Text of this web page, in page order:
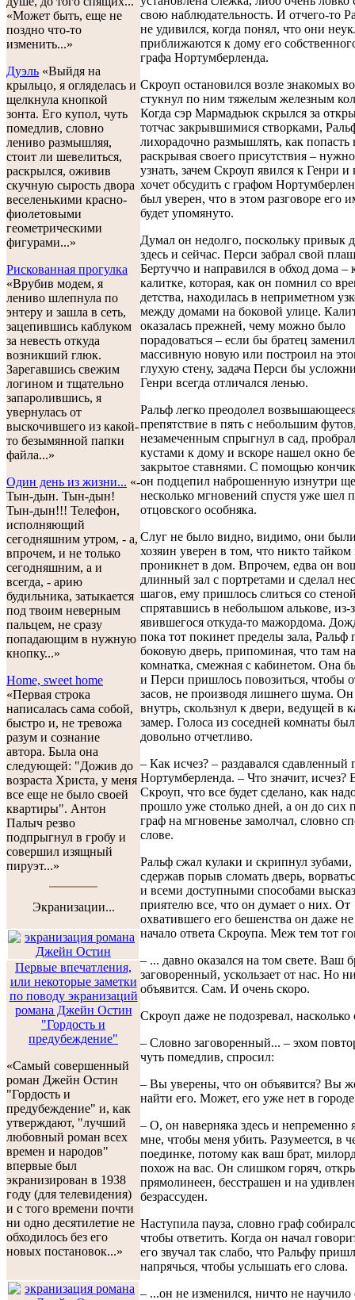
«Может быть, еще не
поздно что-то
изменить...»
Дуэль «Выйдя на
крыльцо, я огляделась и
щелкнула кнопкой
зонта. Его купол, чуть
помедлив, словно
лениво размышляя,
стоит ли шевелиться,
раскрылся, оживив
скучную сырость двора
веселенькими красно-
фиолетовыми
геометрическими
фигурами...»
Рискованная прогулка
«Врубив модем, я
лениво шлепнула по
энтеру и зашла в сеть,
зацепившись каблуком
за невесть откуда
возникший глюк.
Зарегавшись свежим
логином и тщательно
запаролившись, я
увернулась от
выскочившего из какой-
то безымянной папки
файла...»
Один день из жизни... «-
Тын-дын. Тын-дын!
Тын-дын!!! Телефон,
исполняющий
сегодняшним утром, - а,
впрочем, и не только
сегодняшним, а и
всегда, - арию
будильника, затыкается
под твоим неверным
пальцем, не сразу
попадающим в нужную
кнопку...»
Home, sweet home
«Первая строка
написалась сама собой,
быстро и, не тревожа
разум и сознание
автора. Была она
следующей: "Дожив до
возраста Христа, у меня
все еще не было своей
квартиры". Антон
Палыч резво
подпрыгнул в гробу и
совершил изящный
пируэт...»
Экранизации...
Первые впечатления,
или некоторые заметки
по поводу экранизаций
романа Джейн Остин
"Гордость и
предубеждение"
«Самый совершенный
роман Джейн Остин
"Гордость и
предубеждение" и, как
утверждают, "лучший
любовный роман всех
времен и народов"
впервые был
экранизирован в 1938
году (для телевидения)
и с того времени почти
ни одно десятилетие не
обходилось без его
новых постановок...»
свою наблюдательность. И отчего-то
не удивился, когда понял, что они
приближаются к дому его
графа Нортумберленда.
Скроуп остановился возле знакомых
стукнул по ним тяжелым железным
Когда сэр Мармадьюк скрылся за
тотчас закрывшимися створками,
лихорадочно размышлять, как попасть
раскрывая своего присутствия –
узнать, зачем Скроуп явился к Генри и
хочет обсудить с графом
был уверен, что в этом разговоре его
будет упомянуто.
Думал он недолго, поскольку привык
здесь и сейчас. Перси забрал свой
Бертуччо и направился в обход дома –
калитке, которая, как он помнил со
детства, находилась в неприметном
между домами на боковой улице.
оказалась прежней, чему можно было
порадоваться – если бы братец
массивную новую или построил на
глухую стену, задача Перси бы
Генри всегда отличался ленью.
Ральф легко преодолел
препятствие в пять с небольшим
незамеченным спрыгнул в сад,
кустами к дому и вскоре нашел окно
закрытое ставнями. С помощью
он подцепил наброшенную изнутри
несколько мгновений спустя уже шел
отцовского особняка.
Слуг не было видно, видимо, они
хозяин уверен в том, что никто тайком
проникнет в дом. Впрочем, едва он
длинный зал с портретами и сделал
шагов, ему пришлось слиться со
спрятавшись в небольшом алькове, из-
явившегося откуда-то мажордома.
пока тот покинет пределы зала, Ральф
боковую дверь, припоминая, что там
комнатка, смежная с кабинетом. Она
и Перси пришлось повозиться, чтобы
засов, не производя лишнего шума.
внутрь, скользнул к двери, ведущей в
замер. Голоса из соседней комнаты
довольно отчетливо.
– Как исчез? – раздавался сдавленный
Нортумберленда. – Что значит, исчез?
Скроуп, что все будет сделано, как
прошло уже столько дней, а он до сих
граф на мгновенье замолчал, словно
слове.
Ральф сжал кулаки и скрипнул зубами,
сдержав порыв сломать дверь,
и всеми доступными способами
приятелю все, что он думает о них. От
охватившего его бешенства он даже
начало ответа Скроупа. Меж тем тот
– ... давно оказался на том свете. Ваш
заговоренный, ускользает от нас. Но
объявится. Сам. И очень скоро.
Скроуп даже не подозревал, насколько
– Словно заговоренный... – эхом
чуть помедлив, спросил:
– Вы уверены, что он объявится? Вы
найти его. Может, его уже нет в
– О, он наверняка здесь и непременно
мне, чтобы меня убить. Разумеется, в
поединке, потому как ваш брат,
похож на вас. Он слишком горяч,
прямолинеен, бесстрашен и на
безрассуден.
Наступила пауза, словно граф
чтобы ответить. Когда он начал
его звучал так слабо, что Ральфу
напрячься, чтобы услышать его слова.
– ...он не изменился, ничто не научило